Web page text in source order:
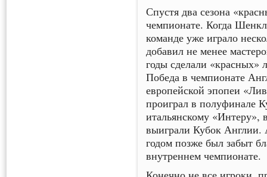
Спустя два сезона
чемпионате. Когда
команде уже играло
добавил не менее
годы сделали «красных»
Победа в чемпионате
европейской эпопеи
проиграл в полуфинале
итальянскому «Интеру»,
выиграли Кубок
годом позже был забыт
внутреннем чемпионате.